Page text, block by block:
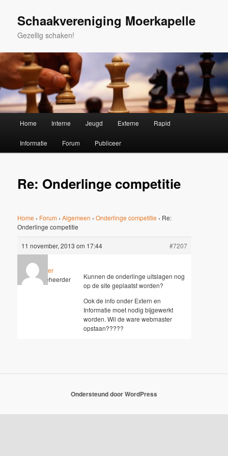
primaire
Schaakvereniging Moerkapelle
Gezellig schaken!
Home Interne Jeugd Externe Rapid
Informatie Forum Publiceer
Re: Onderlinge competitie
Home › Forum › Algemeen › Onderlinge competitie › Re:
Onderlinge competitie
11 november, 2013 om 17:44 #7207
Wouter
Sleutelbeheerder
Kunnen de onderlinge uitslagen nog
op de site geplaatst worden?
Ook de info onder Extern en
Informatie moet nodig bijgewerkt
worden. Wil de ware webmaster
opstaan?????
Ondersteund door WordPress